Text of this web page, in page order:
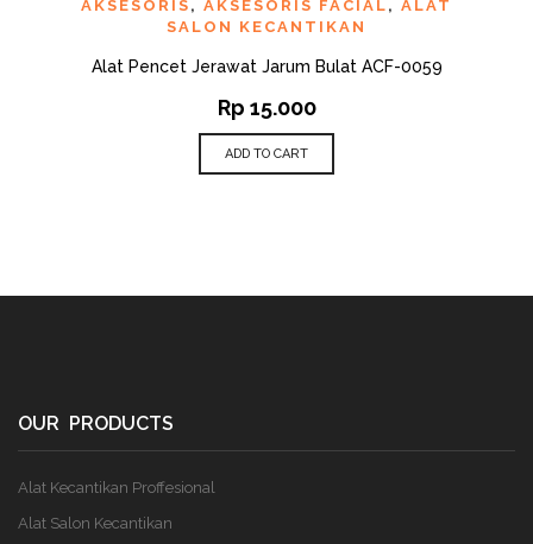
AKSESORIS , AKSESORIS FACIAL , ALAT
SALON KECANTIKAN
Alat Pencet Jerawat Jarum Bulat ACF-0059
Rp 15.000
ADD TO CART
OUR PRODUCTS
Alat Kecantikan Proffesional
Alat Salon Kecantikan